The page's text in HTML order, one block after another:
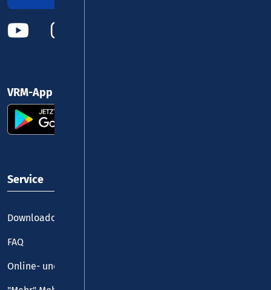
VRM-App nutzen und durchstarten
Service
Downloadcenter
FAQ
Online- und Handy-Tickets